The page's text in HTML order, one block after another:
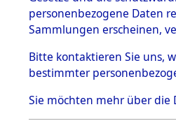
5.3
Todesmärsche
5.3.1 Alliierte
Erhebungen
zu
Todesmärsch
en
5.3.2
personenbezogene Daten
Sammlungen erscheinen,
Bitte kontaktieren Sie uns,
bestimmter
Sie möchten mehr über die